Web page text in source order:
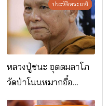
ประวัติพระเกจิ
หลวงปู่ชนะ อุตตมลาโภ
วัดป่าโนนหมากอื๋อ
อ.เมือง จ.มหาสารคาม